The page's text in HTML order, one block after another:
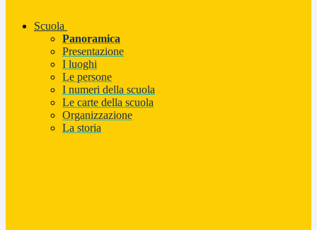
Scuola
Panoramica
Presentazione
I luoghi
Le persone
I numeri della scuola
Le carte della scuola
Organizzazione
La storia